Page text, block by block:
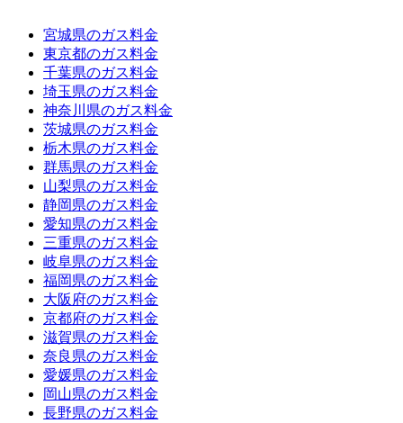
宮城県のガス料金
東京都のガス料金
千葉県のガス料金
埼玉県のガス料金
神奈川県のガス料金
茨城県のガス料金
栃木県のガス料金
群馬県のガス料金
山梨県のガス料金
静岡県のガス料金
愛知県のガス料金
三重県のガス料金
岐阜県のガス料金
福岡県のガス料金
大阪府のガス料金
京都府のガス料金
滋賀県のガス料金
奈良県のガス料金
愛媛県のガス料金
岡山県のガス料金
長野県のガス料金